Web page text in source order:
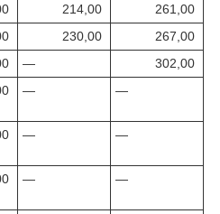
214,00
261,00
230,00
267,00
—
302,00
— —
— —
— —